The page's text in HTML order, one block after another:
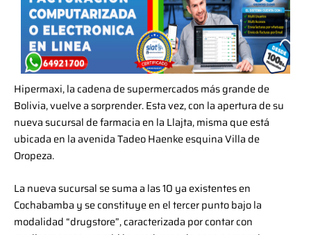
Hipermaxi, la cadena de supermercados más grande de
Bolivia, vuelve a sorprender. Esta vez, con la apertura de su
nueva sucursal de farmacia en la Llajta, misma que está
ubicada en la avenida Tadeo Haenke esquina Villa de
Oropeza.
La nueva sucursal se suma a las 10 ya existentes en
Cochabamba y se constituye en el tercer punto bajo la
modalidad “drugstore”, caracterizada por contar con